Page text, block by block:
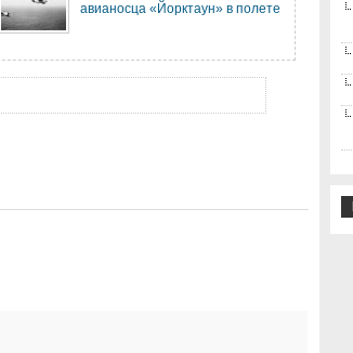
авианосца «Йорктаун» в полете